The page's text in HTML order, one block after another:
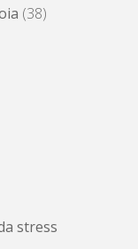
(38)
stress